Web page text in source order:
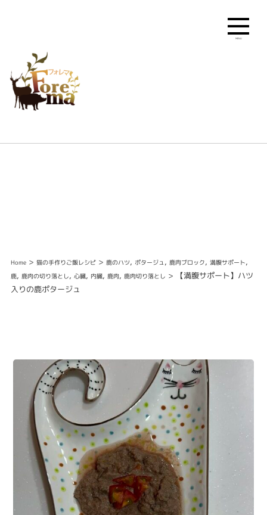
Home> 猫の手作りご飯レシピ> 鹿のハツ, ポタージュ, 鹿肉ブロック, 満腹サポート,
鹿, 鹿肉の切り落とし, 心臓, 内臓, 鹿肉, 鹿肉切り落とし >
【満腹サポート】ハツ
入りの鹿ポタージュ
MENU